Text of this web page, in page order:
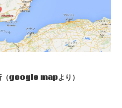
（google mapより）